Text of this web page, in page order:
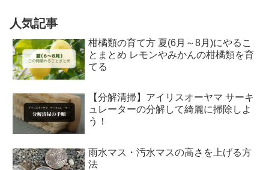
強めの小魚類全般が釣り餌として
適しています。生き餌には敵わ
な...
人気記事
柑橘類の育て方 夏(6月～8月)にやるこ
とまとめ レモンやみかんの柑橘類を育
てる
【分解清掃】アイリスオーヤマ サーキ
ュレーターの分解して綺麗に掃除しよ
う！
雨水マス・汚水マスの高さを上げる方
法